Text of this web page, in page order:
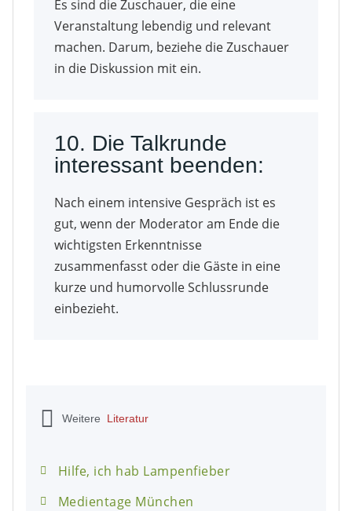
Es sind die Zuschauer, die eine
Veranstaltung lebendig und relevant
machen. Darum, beziehe die Zuschauer
in die Diskussion mit ein.
10. Die Talkrunde
interessant beenden:
Nach einem intensive Gespräch ist es
gut, wenn der Moderator am Ende die
wichtigsten Erkenntnisse
zusammenfasst oder die Gäste in eine
kurze und humorvolle Schlussrunde
einbezieht.
Weitere Literatur
Hilfe, ich hab Lampenfieber
Medientage München